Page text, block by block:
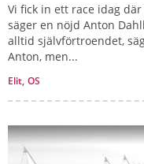
Vi fick in ett race idag
säger en nöjd Anton
alltid självförtroendet,
Anton, men...
Elit, OS